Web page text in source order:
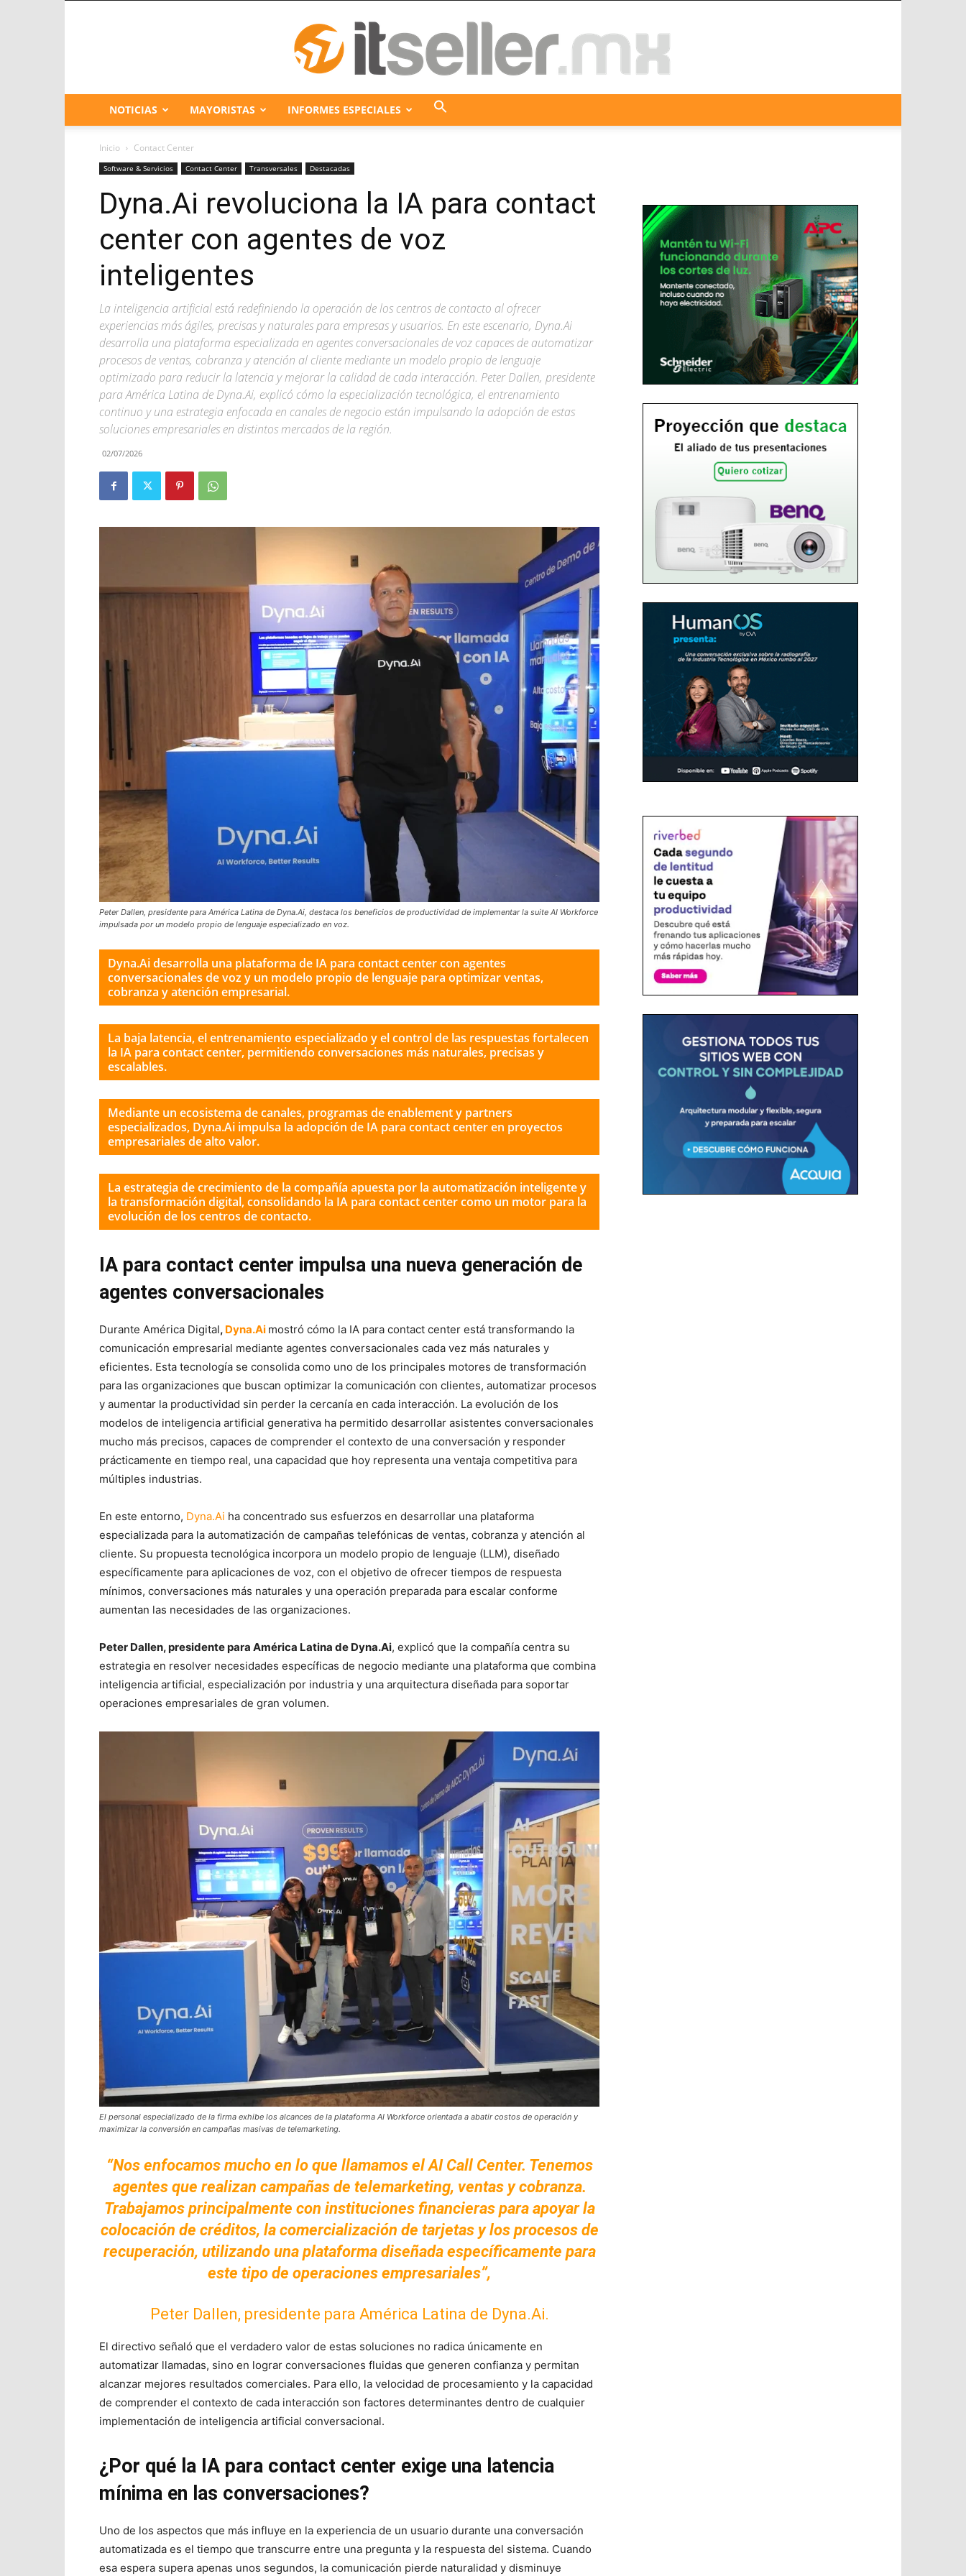
ITseller
NOTICIAS MAYORISTAS INFORMES ESPECIALES
Inicio Contact Center
Software & Servicios Contact Center Transversales Destacadas
Dyna.Ai revoluciona la IA para contact
center con agentes de voz
inteligentes
La inteligencia artificial está redefiniendo la operación de los centros de contacto al ofrecer
experiencias más ágiles, precisas y naturales para empresas y usuarios. En este escenario, Dyna.Ai
desarrolla una plataforma especializada en agentes conversacionales de voz capaces de automatizar
procesos de ventas, cobranza y atención al cliente mediante un modelo propio de lenguaje
optimizado para reducir la latencia y mejorar la calidad de cada interacción. Peter Dallen, presidente
para América Latina de Dyna.Ai, explicó cómo la especialización tecnológica, el entrenamiento
continuo y una estrategia enfocada en canales de negocio están impulsando la adopción de estas
soluciones empresariales en distintos mercados de la región.
02/07/2026
Peter Dallen, presidente para América Latina de Dyna.Ai, destaca los beneficios de productividad de implementar la suite AI Workforce
impulsada por un modelo propio de lenguaje especializado en voz.
Dyna.Ai desarrolla una plataforma de IA para contact center con agentes
conversacionales de voz y un modelo propio de lenguaje para optimizar ventas,
cobranza y atención empresarial.
La baja latencia, el entrenamiento especializado y el control de las respuestas fortalecen
la IA para contact center, permitiendo conversaciones más naturales, precisas y
escalables.
Mediante un ecosistema de canales, programas de enablement y partners
especializados, Dyna.Ai impulsa la adopción de IA para contact center en proyectos
empresariales de alto valor.
La estrategia de crecimiento de la compañía apuesta por la automatización inteligente y
la transformación digital, consolidando la IA para contact center como un motor para la
evolución de los centros de contacto.
IA para contact center impulsa una nueva generación de
agentes conversacionales
Durante América Digital, Dyna.Ai mostró cómo la IA para contact center está transformando la
comunicación empresarial mediante agentes conversacionales cada vez más naturales y
eficientes. Esta tecnología se consolida como uno de los principales motores de transformación
para las organizaciones que buscan optimizar la comunicación con clientes, automatizar procesos
y aumentar la productividad sin perder la cercanía en cada interacción. La evolución de los
modelos de inteligencia artificial generativa ha permitido desarrollar asistentes conversacionales
mucho más precisos, capaces de comprender el contexto de una conversación y responder
prácticamente en tiempo real, una capacidad que hoy representa una ventaja competitiva para
múltiples industrias.
En este entorno, Dyna.Ai ha concentrado sus esfuerzos en desarrollar una plataforma
especializada para la automatización de campañas telefónicas de ventas, cobranza y atención al
cliente. Su propuesta tecnológica incorpora un modelo propio de lenguaje (LLM), diseñado
específicamente para aplicaciones de voz, con el objetivo de ofrecer tiempos de respuesta
mínimos, conversaciones más naturales y una operación preparada para escalar conforme
aumentan las necesidades de las organizaciones.
Peter Dallen, presidente para América Latina de Dyna.Ai, explicó que la compañía centra su
estrategia en resolver necesidades específicas de negocio mediante una plataforma que combina
inteligencia artificial, especialización por industria y una arquitectura diseñada para soportar
operaciones empresariales de gran volumen.
El personal especializado de la firma exhibe los alcances de la plataforma AI Workforce orientada a abatir costos de operación y
maximizar la conversión en campañas masivas de telemarketing.
“Nos enfocamos mucho en lo que llamamos el AI Call Center. Tenemos
agentes que realizan campañas de telemarketing, ventas y cobranza.
Trabajamos principalmente con instituciones financieras para apoyar la
colocación de créditos, la comercialización de tarjetas y los procesos de
recuperación, utilizando una plataforma diseñada específicamente para
este tipo de operaciones empresariales”,
Peter Dallen, presidente para América Latina de Dyna.Ai.
El directivo señaló que el verdadero valor de estas soluciones no radica únicamente en
automatizar llamadas, sino en lograr conversaciones fluidas que generen confianza y permitan
alcanzar mejores resultados comerciales. Para ello, la velocidad de procesamiento y la capacidad
de comprender el contexto de cada interacción son factores determinantes dentro de cualquier
implementación de inteligencia artificial conversacional.
¿Por qué la IA para contact center exige una latencia
mínima en las conversaciones?
Uno de los aspectos que más influye en la experiencia de un usuario durante una conversación
automatizada es el tiempo que transcurre entre una pregunta y la respuesta del sistema. Cuando
esa espera supera apenas unos segundos, la comunicación pierde naturalidad y disminuye